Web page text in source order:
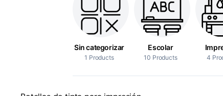
Sin categorizar
1 Products
Escolar
10 Products 4